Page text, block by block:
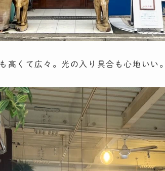
高くて広々。光の入り具合も心地いい。